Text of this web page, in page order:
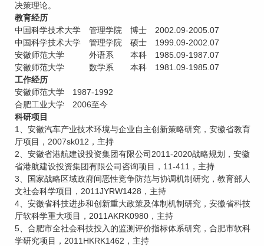
决策理论。
教育经历
中国科学技术大学 管理学院 博士 2002.09-2005.07
中国科学技术大学 管理学院 硕士 1999.09-2002.07
安徽师范大学 外语系 本科 1985.09-1987.07
安徽师范大学 数学系 本科 1981.09-1985.07
工作经历
安徽师范大学 1987-1992
合肥工业大学 2006至今
科研项目
1、安徽汽车产业技术环境与企业自主创新策略研究，安徽省教育
厅项目，2007sk012，主持
2、安徽省港航建设投资集团有限公司2011-2020战略规划，安徽
省港航建设投资集团有限公司咨询项目，11-411，主持
3、国家战略区域政府间恶性竞争防范与协调机制研究，教育部人
文社会科学项目，2011JYRW1428，主持
4、安徽省科技进步和创新重大政策及体制机制研究，安徽省科技
厅软科学重大项目，2011AKRK0980，主持
5、合肥市全社会科技投入的监测评价指标体系研究，合肥市软科
学研究项目，2011HKRK1462，主持